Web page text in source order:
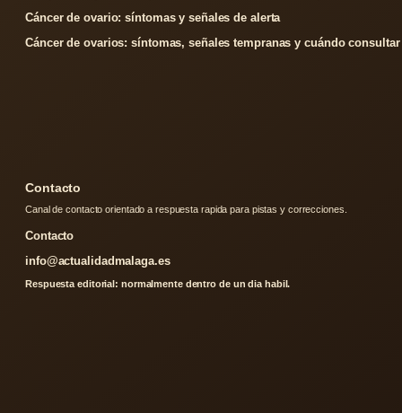
Cáncer de ovario: síntomas y señales de alerta
Cáncer de ovarios: síntomas, señales tempranas y cuándo consultar
Contacto
Canal de contacto orientado a respuesta rapida para pistas y correcciones.
Contacto
info@actualidadmalaga.es
Respuesta editorial: normalmente dentro de un dia habil.